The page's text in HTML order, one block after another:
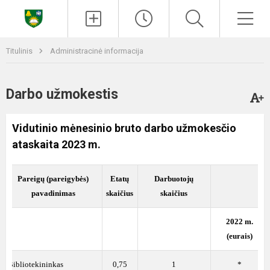
Titulinis Administracinė informacija
Darbo užmokestis
Vidutinio mėnesinio bruto darbo užmokesčio
ataskaita 2023 m.
Pareigų (pareigybės)
pavadinimas
Etatų
skaičius
Darbuotojų
skaičius
2022 m.
(eurais)
Bibliotekininkas 0,75 1 *